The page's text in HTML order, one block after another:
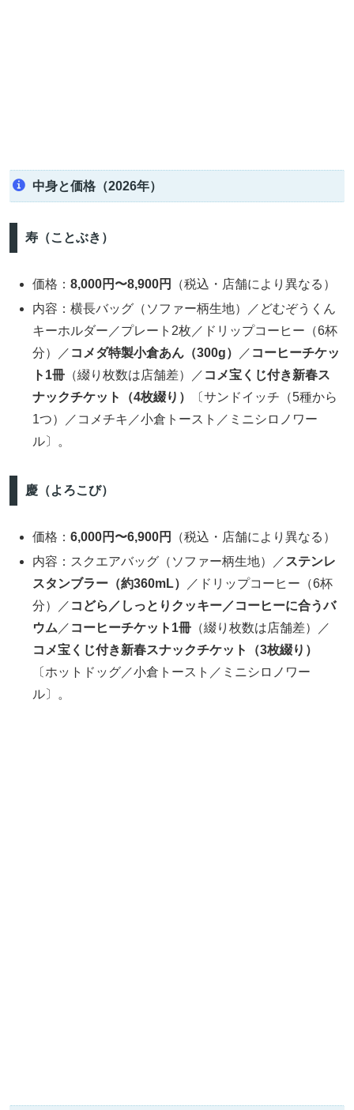
中身と価格（2026年）
寿（ことぶき）
価格：8,000円〜8,900円
（税込・店舗により異なる）
内容：横長バッグ（ソファー柄生地）／どむぞうくん
キーホルダー／プレート2枚／ドリップコーヒー（6杯
分）／ コメダ特製小倉あん（300g） ／ コーヒーチケッ
ト1冊 （綴り枚数は店舗差）／ コメ宝くじ付き新春ス
ナックチケット（4枚綴り）
〔サンドイッチ（5種から
1つ）／コメチキ／小倉トースト／ミニシロノワー
ル〕。
慶（よろこび）
価格：6,000円〜6,900円
（税込・店舗により異なる）
内容：スクエアバッグ（ソファー柄生地）／ ステンレ
スタンブラー（約360mL）
／ドリップコーヒー（6杯
分）／ コどら／しっとりクッキー／コーヒーに合うバ
ウム ／ コーヒーチケット1冊 （綴り枚数は店舗差）／
コメ宝くじ付き新春スナックチケット（3枚綴り）
〔ホットドッグ／小倉トースト／ミニシロノワー
ル〕。